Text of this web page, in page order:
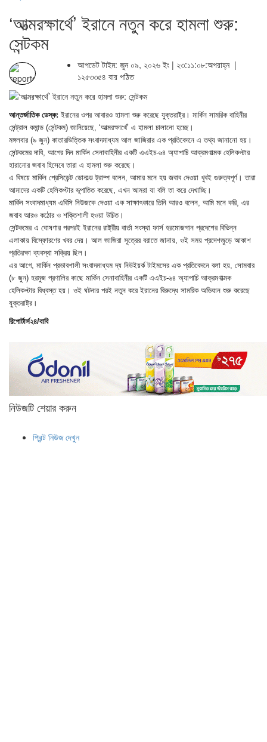
‘আত্মরক্ষার্থে’ ইরানে নতুন করে হামলা শুরু:
সেন্টকম
আপডেট টাইম: জুন ০৯, ২০২৬ ইং | ২৩:১১:০৮:অপরাহ্ন |
১২৫৩৩৫৪ বার পঠিত
আন্তর্জাতিক ডেস্ক: ইরানের ওপর আবারও হামলা শুরু করেছে যুক্তরাষ্ট্র। মার্কিন সামরিক বাহিনীর
সেন্ট্রাল কমান্ড (সেন্টকম) জানিয়েছে, ‘আত্মরক্ষার্থে’ এ হামলা চালানো হচ্ছে।
মঙ্গলবার (৯ জুন) কাতারভিত্তিক সংবাদমাধ্যম আল জাজিরার এক প্রতিবেদনে এ তথ্য জানানো হয়।
সেন্টকমের দাবি, আগের দিন মার্কিন সেনাবাহিনীর একটি এএইচ-৬৪ অ্যাপাচি আক্রমণাত্মক হেলিকপ্টার
হারানোর জবাব হিসেবে তারা এ হামলা শুরু করেছে।
এ বিষয়ে মার্কিন প্রেসিডেন্ট ডোনাল্ড ট্রাম্প বলেন, আমার মনে হয় জবাব দেওয়া খুবই গুরুত্বপূর্ণ। তারা
আমাদের একটি হেলিকপ্টার ভূপাতিত করেছে, এখন আমরা যা বলি তা করে দেখাচ্ছি।
মার্কিন সংবাদমাধ্যম এবিসি নিউজকে দেওয়া এক সাক্ষাৎকারে তিনি আরও বলেন, আমি মনে করি, এর
জবাব আরও কঠোর ও শক্তিশালী হওয়া উচিত।
সেন্টকমের এ ঘোষণার পরপরই ইরানের রাষ্ট্রীয় বার্তা সংস্থা ফার্স হরমোজগান প্রদেশের বিভিন্ন
এলাকায় বিস্ফোরণের খবর দেয়। আল জাজিরা সূত্রের বরাতে জানায়, ওই সময় প্রদেশজুড়ে আকাশ
প্রতিরক্ষা ব্যবস্থা সক্রিয় ছিল।
এর আগে, মার্কিন প্রভাবশালী সংবাদমাধ্যম দ্য নিউইয়র্ক টাইমসের এক প্রতিবেদনে বলা হয়, সোমবার
(৮ জুন) হরমুজ প্রণালির কাছে মার্কিন সেনাবাহিনীর একটি এএইচ-৬৪ অ্যাপাচি আক্রমণাত্মক
হেলিকপ্টার বিধ্বস্ত হয়। ওই ঘটনার পরই নতুন করে ইরানের বিরুদ্ধে সামরিক অভিযান শুরু করেছে
যুক্তরাষ্ট্র।
রিপোর্টার্স২৪/বাবি
নিউজটি শেয়ার করুন
প্রিন্ট নিউজ দেখুন